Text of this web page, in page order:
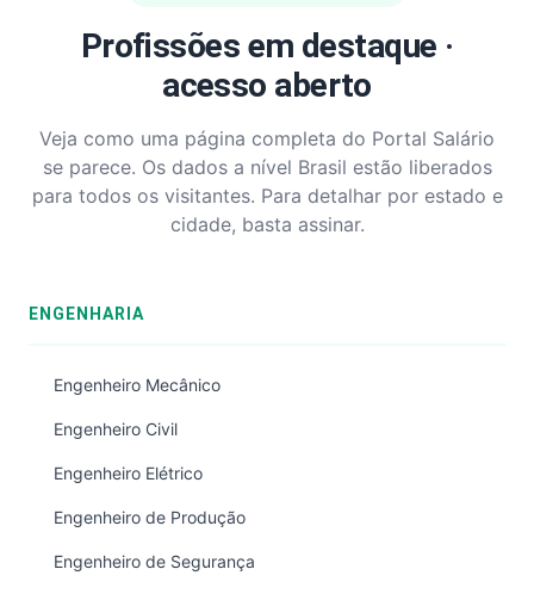
Profissões em destaque ·
acesso aberto
Veja como uma página completa do Portal Salário
se parece. Os dados a nível Brasil estão liberados
para todos os visitantes. Para detalhar por estado e
cidade, basta assinar.
ENGENHARIA
Engenheiro Mecânico
Engenheiro Civil
Engenheiro Elétrico
Engenheiro de Produção
Engenheiro de Segurança